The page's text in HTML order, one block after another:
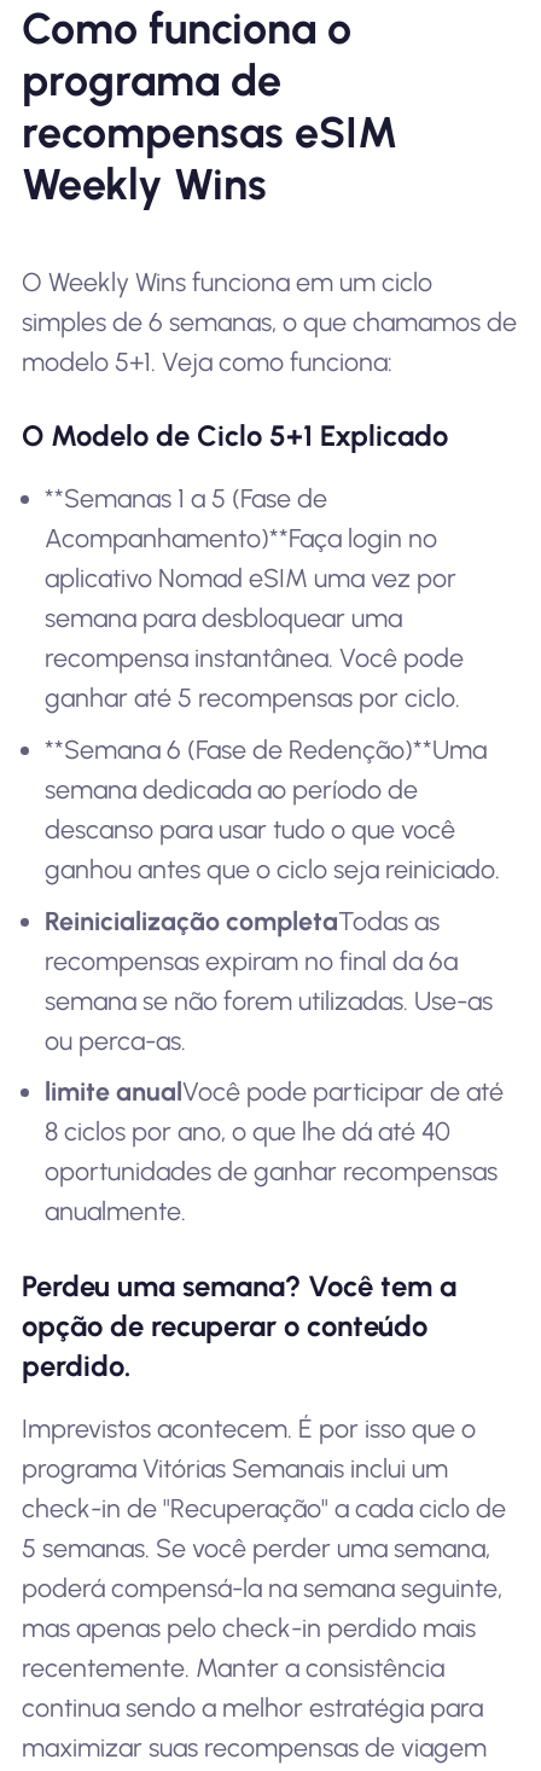
Como funciona o
programa de
recompensas eSIM
Weekly Wins
O Weekly Wins funciona em um ciclo
simples de 6 semanas, o que chamamos de
modelo 5+1. Veja como funciona:
O Modelo de Ciclo 5+1 Explicado
**Semanas 1 a 5 (Fase de
Acompanhamento)**Faça login no
aplicativo Nomad eSIM uma vez por
semana para desbloquear uma
recompensa instantânea. Você pode
ganhar até 5 recompensas por ciclo.
**Semana 6 (Fase de Redenção)**Uma
semana dedicada ao período de
descanso para usar tudo o que você
ganhou antes que o ciclo seja reiniciado.
Reinicialização completaTodas as
recompensas expiram no final da 6ª
semana se não forem utilizadas. Use-as
ou perca-as.
limite anualVocê pode participar de até
8 ciclos por ano, o que lhe dá até 40
oportunidades de ganhar recompensas
anualmente.
Perdeu uma semana? Você tem a
opção de recuperar o conteúdo
perdido.
Imprevistos acontecem. É por isso que o
programa Vitórias Semanais inclui um
check-in de "Recuperação" a cada ciclo de
5 semanas. Se você perder uma semana,
poderá compensá-la na semana seguinte,
mas apenas pelo check-in perdido mais
recentemente. Manter a consistência
continua sendo a melhor estratégia para
maximizar suas recompensas de viagem